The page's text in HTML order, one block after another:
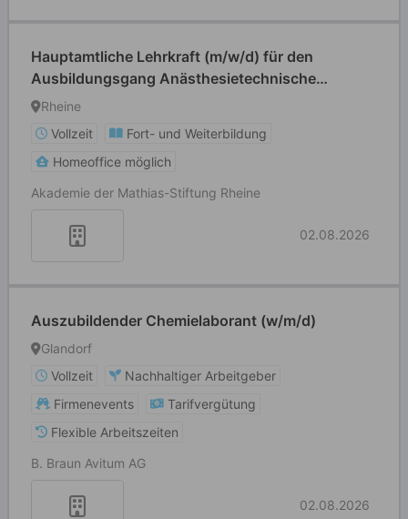
Hauptamtliche Lehrkraft (m/w/d) für den
Ausbildungsgang Anästhesietechnische
Assistenz
Rheine
Vollzeit
Fort- und Weiterbildung
Homeoffice möglich
Akademie der Mathias-Stiftung Rheine
02.08.2026
Auszubildender Chemielaborant (w/m/d)
Glandorf
Vollzeit
Nachhaltiger Arbeitgeber
Firmenevents
Tarifvergütung
Flexible Arbeitszeiten
B. Braun Avitum AG
02.08.2026